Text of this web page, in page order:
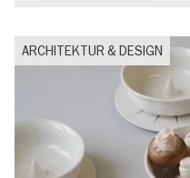
ARCHITEKTUR & DESIGN